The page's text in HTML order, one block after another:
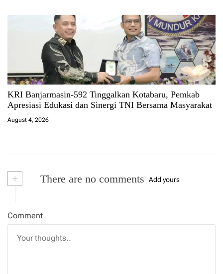
KRI Banjarmasin-592 Tinggalkan Kotabaru, Pemkab
Apresiasi Edukasi dan Sinergi TNI Bersama Masyarakat
August 4, 2026
+ There are no comments Add yours
Comment